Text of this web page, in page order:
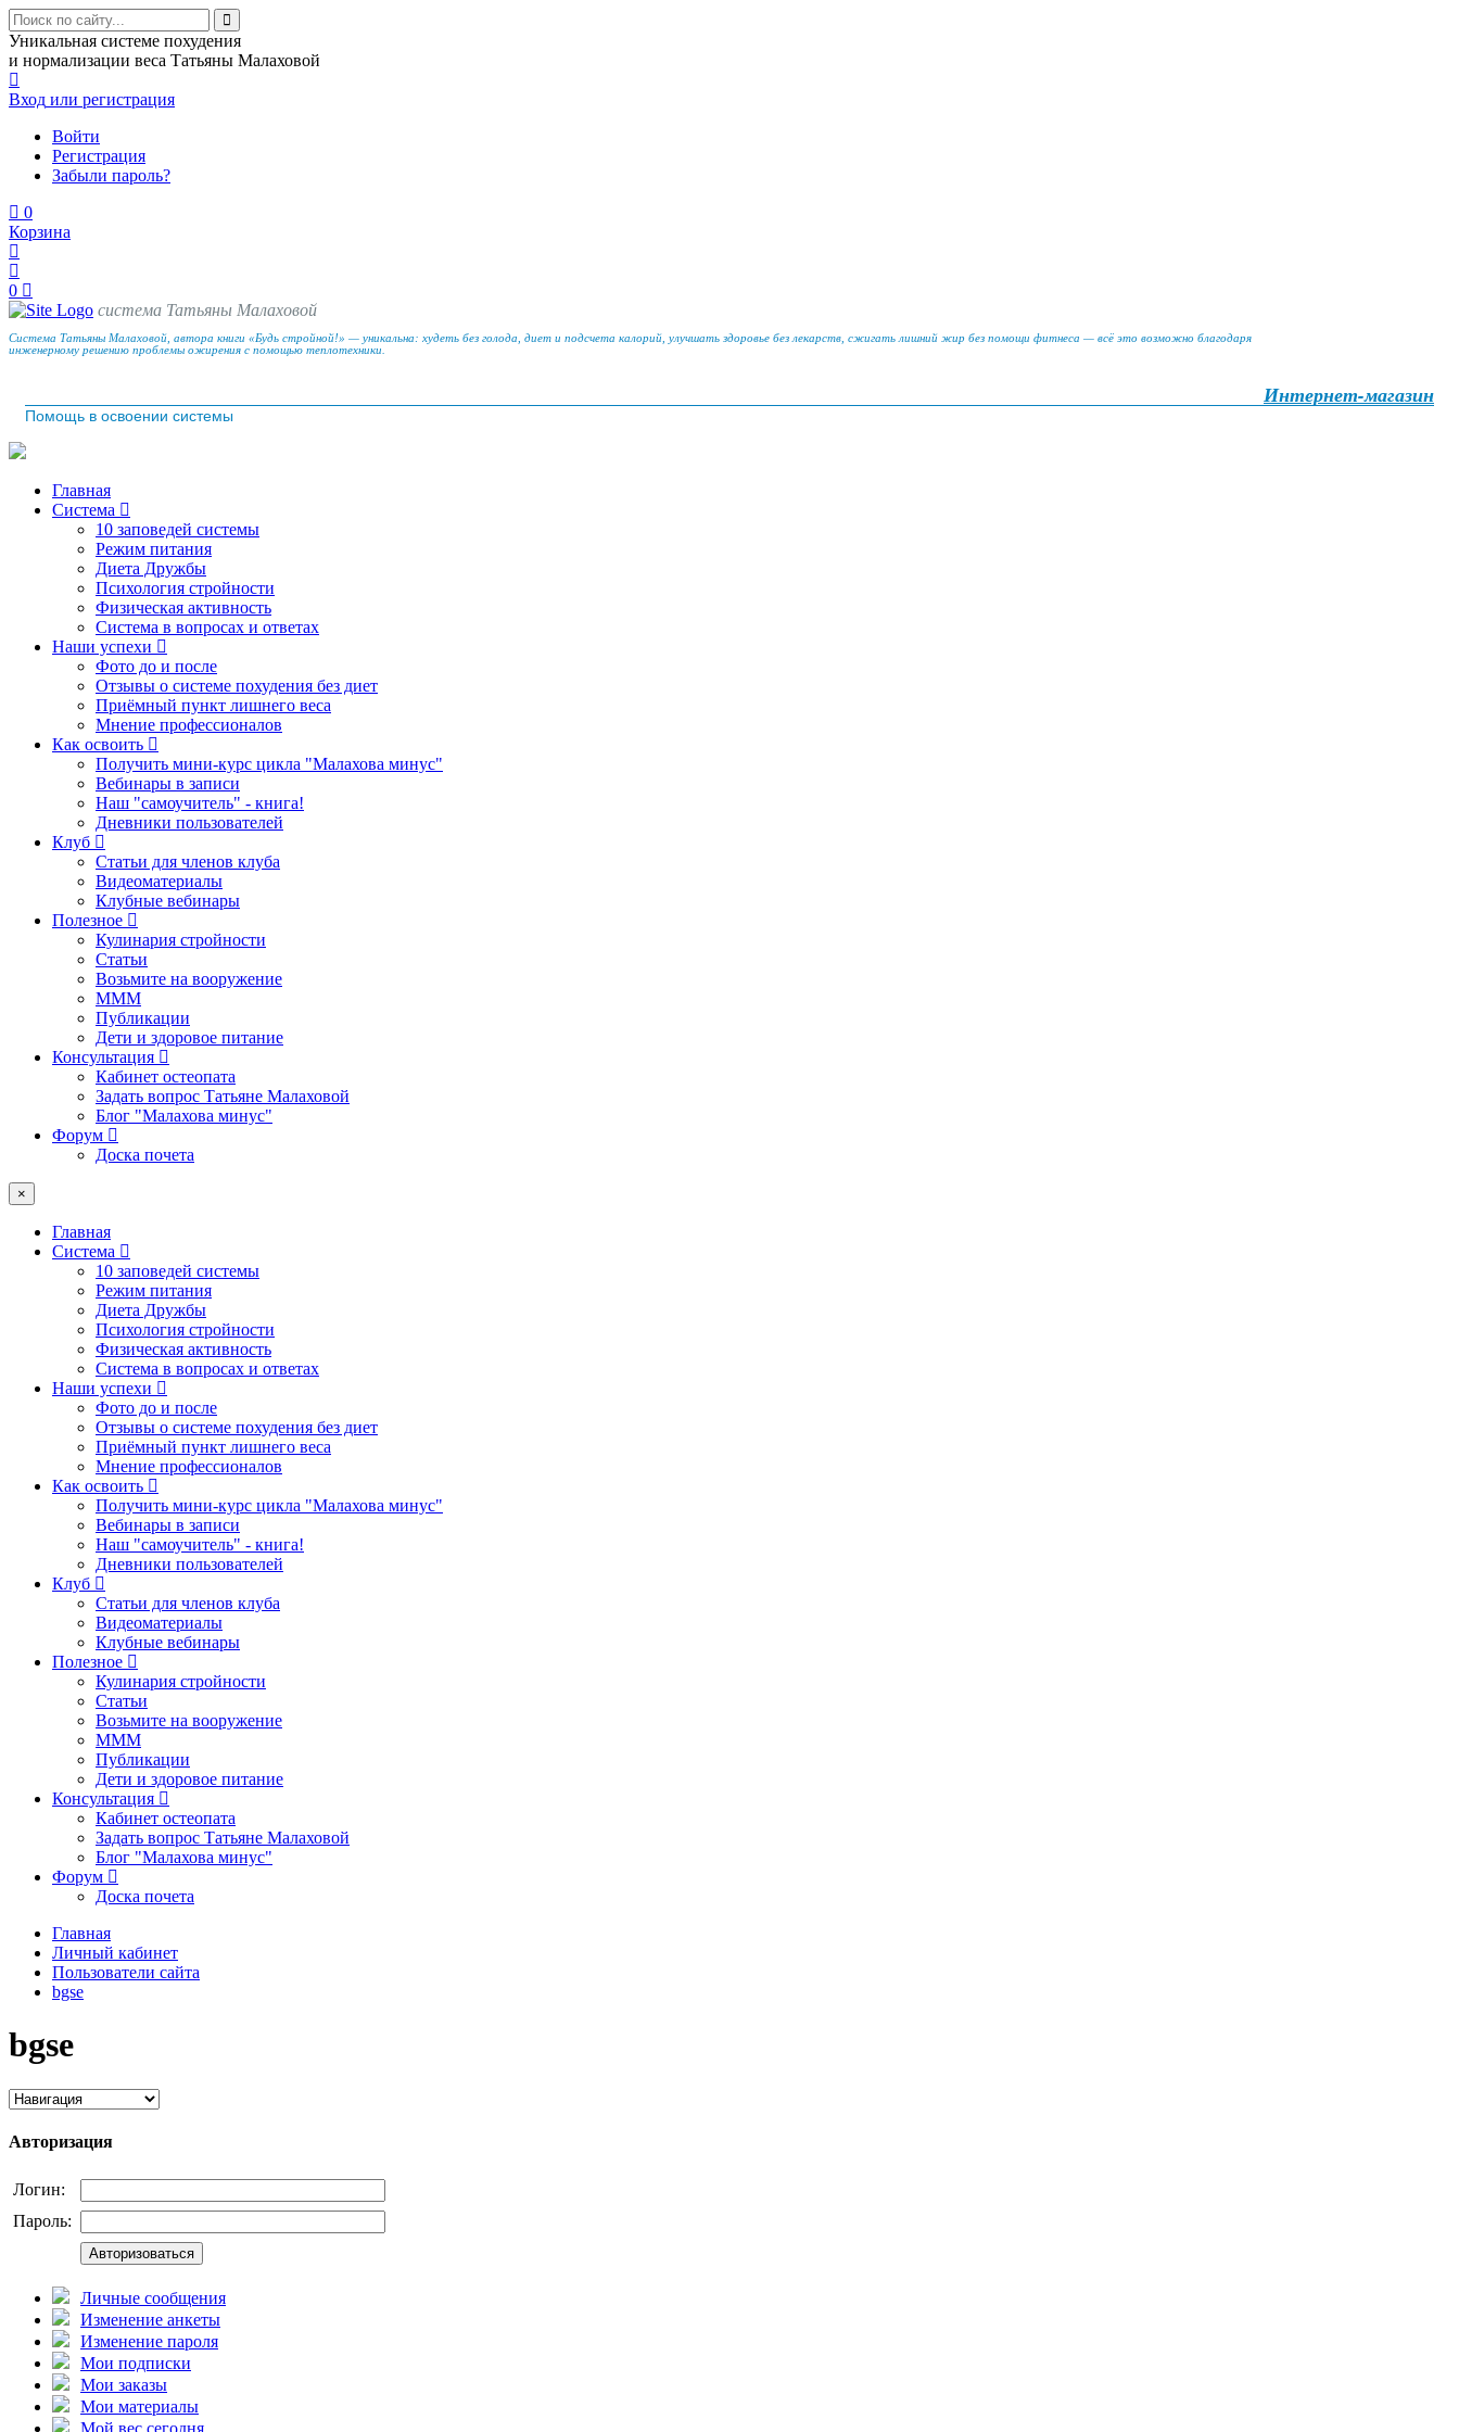
Уникальная системе похудения
и нормализации веса Татьяны Малаховой
Вход или регистрация
Войти
Регистрация
Забыли пароль?
0
Корзина
0
система Татьяны Малаховой
Система Татьяны Малаховой, автора книги «Будь стройной!» — уникальна: худеть без голода, диет и подсчета калорий, улучшать здоровье без лекарств, сжигать лишний жир без помощи фитнеса — всё это возможно благодаря
инженерному решению проблемы ожирения с помощью теплотехники.
Интернет-магазин
Помощь в освоении системы
Главная
Система
10 заповедей системы
Режим питания
Диета Дружбы
Психология стройности
Физическая активность
Система в вопросах и ответах
Наши успехи
Фото до и после
Отзывы о системе похудения без диет
Приёмный пункт лишнего веса
Мнение профессионалов
Как освоить
Получить мини-курс цикла "Малахова минус"
Вебинары в записи
Наш "самоучитель" - книга!
Дневники пользователей
Клуб
Статьи для членов клуба
Видеоматериалы
Клубные вебинары
Полезное
Кулинария стройности
Статьи
Возьмите на вооружение
МММ
Публикации
Дети и здоровое питание
Консультация
Кабинет остеопата
Задать вопрос Татьяне Малаховой
Блог "Малахова минус"
Форум
Доска почета
×
Главная
Система
10 заповедей системы
Режим питания
Диета Дружбы
Психология стройности
Физическая активность
Система в вопросах и ответах
Наши успехи
Фото до и после
Отзывы о системе похудения без диет
Приёмный пункт лишнего веса
Мнение профессионалов
Как освоить
Получить мини-курс цикла "Малахова минус"
Вебинары в записи
Наш "самоучитель" - книга!
Дневники пользователей
Клуб
Статьи для членов клуба
Видеоматериалы
Клубные вебинары
Полезное
Кулинария стройности
Статьи
Возьмите на вооружение
МММ
Публикации
Дети и здоровое питание
Консультация
Кабинет остеопата
Задать вопрос Татьяне Малаховой
Блог "Малахова минус"
Форум
Доска почета
Главная
Личный кабинет
Пользователи сайта
bgse
bgse
Авторизация
Логин:
Пароль:
Авторизоваться
Личные сообщения
Изменение анкеты
Изменение пароля
Мои подписки
Мои заказы
Мои материалы